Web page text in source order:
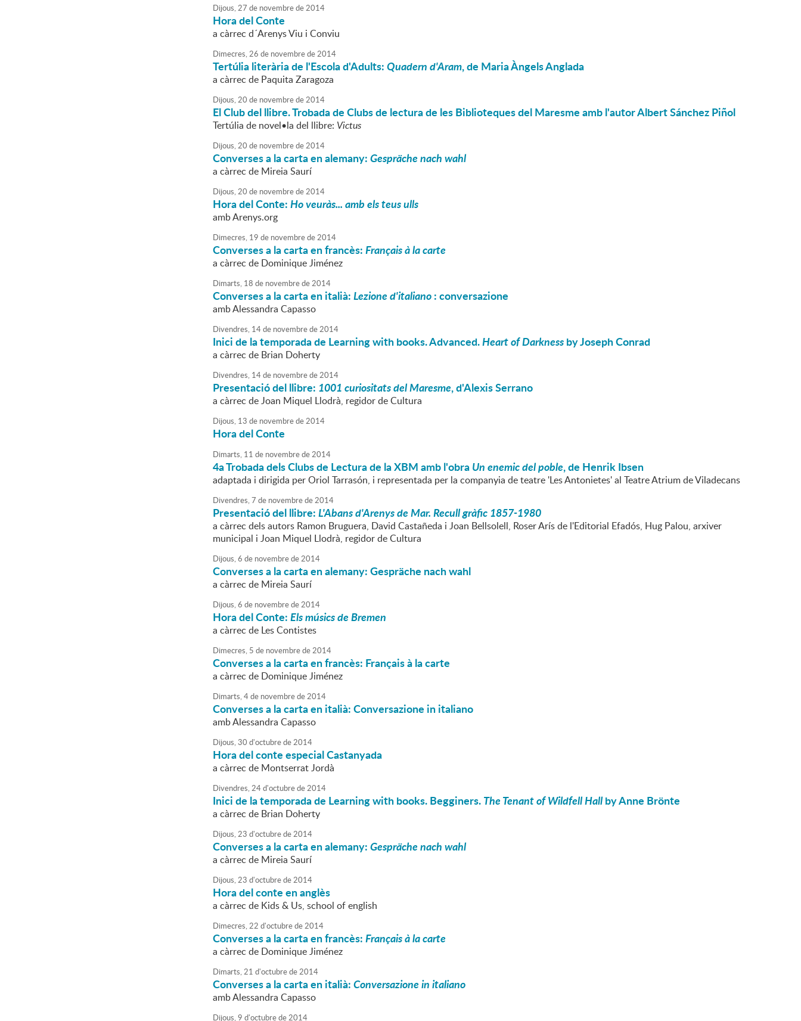
Dijous,27 de novembrede2014
Hora del Conte
a càrrec d´Arenys Viu i Conviu
Dimecres,26 de novembrede2014
Tertúlia literària de l'Escola d'Adults:Quadern d'Aram, de Maria Àngels Anglada
a càrrec de Paquita Zaragoza
Dijous,20 de novembrede2014
El Club del llibre. Trobada de Clubs de lectura de les Biblioteques del Maresme amb l'autor Albert Sánchez Piñol
Tertúlia de novel•la del llibre: Victus
Dijous,20 de novembrede2014
Converses a la carta en alemany:Gespräche nach wahl
a càrrec de Mireia Saurí
Dijous,20 de novembrede2014
Hora del Conte:Ho veuràs... amb els teus ulls
amb Arenys.org
Dimecres, 19 de novembrede2014
Converses a la carta en francès:Français à la carte
a càrrec de Dominique Jiménez
Dimarts, 18 de novembrede2014
Converses a la carta en italià:Lezione d'italiano: conversazione
amb Alessandra Capasso
Divendres, 14de novembrede2014
Inici de la temporada de Learning with books. Advanced.Heart of Darknessby Joseph Conrad
a càrrec de Brian Doherty
Divendres, 14de novembrede2014
Presentació del llibre: 1001 curiositats del Maresme, d'Alexis Serrano
a càrrec de Joan Miquel Llodrà, regidor de Cultura
Dijous, 13 de novembrede2014
Hora del Conte
Dimarts, 11 de novembrede2014
4a Trobada dels Clubs de Lectura de la XBM amb l'obraUn enemic del poble, de Henrik Ibsen
adaptada i dirigida per Oriol Tarrasón, i representada per la companyia de teatre 'Les Antonietes' al Teatre Atrium de Viladecans
Divendres,7 de novembrede2014
Presentació del llibre:L'Abans d'Arenys de Mar. Recull gràfic 1857-1980
a càrrec dels autors Ramon Bruguera, David Castañeda i Joan Bellsolell, Roser Arís de l'Editorial Efadós, Hug Palou, arxiver
municipal i Joan Miquel Llodrà, regidor de Cultura
Dijous,6 de novembrede2014
Converses a la carta en alemany: Gespräche nach wahl
a càrrec de Mireia Saurí
Dijous,6 de novembrede2014
Hora del Conte:Els músics de Bremen
a càrrec de Les Contistes
Dimecres, 5 de novembrede2014
Converses a la carta en francès: Français à la carte
a càrrec de Dominique Jiménez
Dimarts,4de novembrede2014
Converses a la carta en italià: Conversazione in italiano
amb Alessandra Capasso
Dijous,30 d'octubrede2014
Hora del conte especial Castanyada
a càrrec de Montserrat Jordà
Divendres,24d'octubrede2014
Inici de la temporada de Learning with books. Begginers.The Tenant of Wildfell Hallby Anne Brönte
a càrrec de Brian Doherty
Dijous,23 d'octubrede2014
Converses a la carta en alemany:Gespräche nach wahl
a càrrec de Mireia Saurí
Dijous,23 d'octubrede2014
Hora del conte en anglès
a càrrec de Kids & Us, school of english
Dimecres,22 d'octubrede2014
Converses a la carta en francès:Français à la carte
a càrrec de Dominique Jiménez
Dimarts,21 d'octubrede2014
Converses a la carta en italià:Conversazione in italiano
amb Alessandra Capasso
Dijous,9 d'octubrede2014